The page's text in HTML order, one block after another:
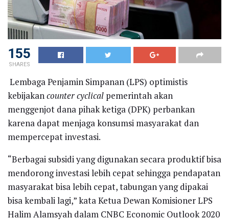
155
SHARES
Lembaga Penjamin Simpanan (LPS) optimistis
kebijakancounter cyclical pemerintah akan
menggenjot dana pihak ketiga (DPK) perbankan
karena dapat menjaga konsumsi masyarakat dan
mempercepat investasi.
“Berbagai subsidi yang digunakan secara produktif bisa
mendorong investasi lebih cepat sehingga pendapatan
masyarakat bisa lebih cepat, tabungan yang dipakai
bisa kembali lagi,” kata Ketua Dewan Komisioner LPS
Halim Alamsyah dalam CNBC Economic Outlook 2020